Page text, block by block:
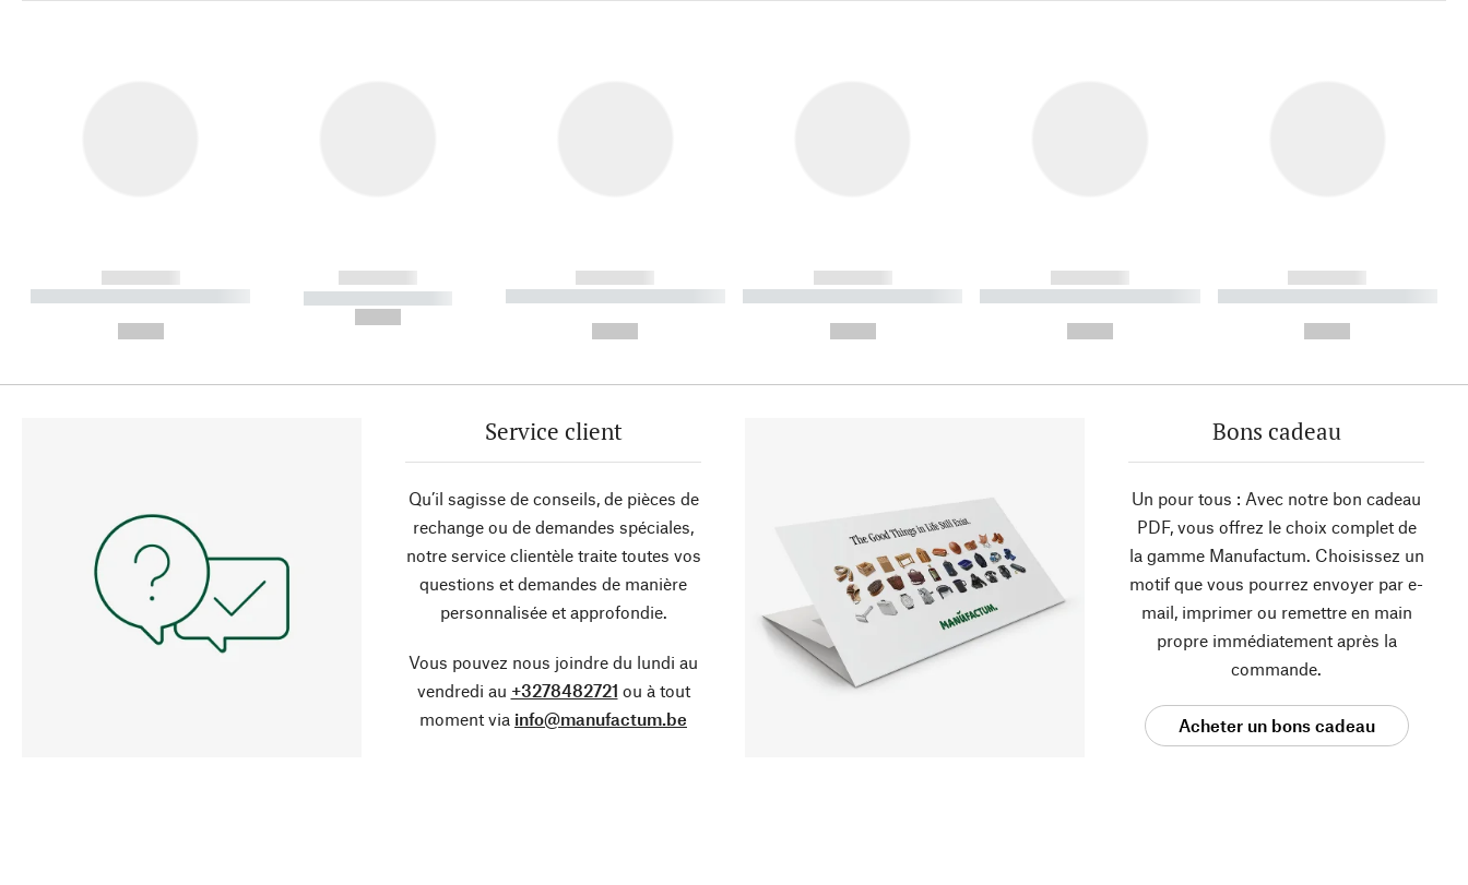
------------
----------- ----------- ----------
------------
----------- -----------
------------
----------- ----------- ----------
------------
----------- ----------- ----------
------------
----------- ----------- ----------
------------
----------- ----------- ----------
Service client
Qu’il sagisse de conseils, de pièces de
rechange ou de demandes spéciales,
notre service clientèle traite toutes vos
questions et demandes de manière
personnalisée et approfondie.
Vous pouvez nous joindre du lundi au
vendredi au +3278482721 ou à tout
moment via info@manufactum.be
Bons cadeau
Un pour tous : Avec notre bon cadeau
PDF, vous offrez le choix complet de
la gamme Manufactum. Choisissez un
motif que vous pourrez envoyer par e-
mail, imprimer ou remettre en main
propre immédiatement après la
commande.
Acheter un bons cadeau